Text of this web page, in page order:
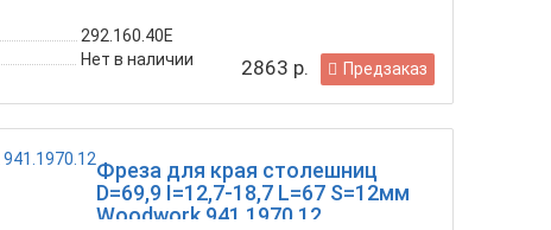
292.160.40E
Нет в наличии 2863 р. Предзаказ
Фреза для края столешниц
D=69,9 I=12,7-18,7 L=67 S=12мм
Woodwork 941.1970.12